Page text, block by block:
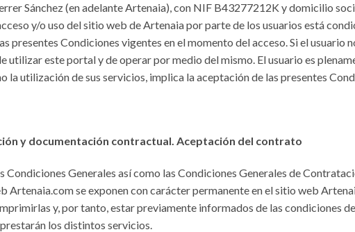
Sánchez (en adelante Artenaia), con NIF B43277212K y domicilio
y/o uso del sitio web de Artenaia por parte de los usuarios está
presentes Condiciones vigentes en el momento del acceso. Si el
utilizar este portal y de operar por medio del mismo. El usuario es
la utilización de sus servicios, implica la aceptación de las presentes
y documentación contractual. Aceptación del contrato
Condiciones Generales así como las Condiciones Generales de
Artenaia.com se exponen con carácter permanente en el sitio web
y, por tanto, estar previamente informados de las condiciones
los distintos servicios.